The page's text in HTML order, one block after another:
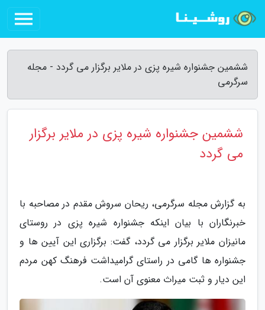
ششمین جشنواره شیره پزی در ملایر برگزار می گردد - مجله
سرگرمی
ششمین جشنواره شیره پزی در ملایر برگزار
می گردد
به گزارش مجله سرگرمی، ریحان سروش مقدم در مصاحبه با
خبرنگاران با بیان اینکه جشنواره شیره پزی در روستای
مانیزان ملایر برگزار می گردد، گفت: برگزاری این آیین ها و
جشنواره ها گامی در راستای گرامیداشت فرهنگ کهن مردم
این دیار و ثبت میراث معنوی آن است.